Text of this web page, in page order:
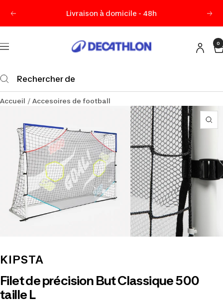
Précédent Livraison à domicile - 48h
Navigation
Decathlon
0
Accueil Accesoires de football
KIPSTA
Filet de précision But Classique 500
taille L